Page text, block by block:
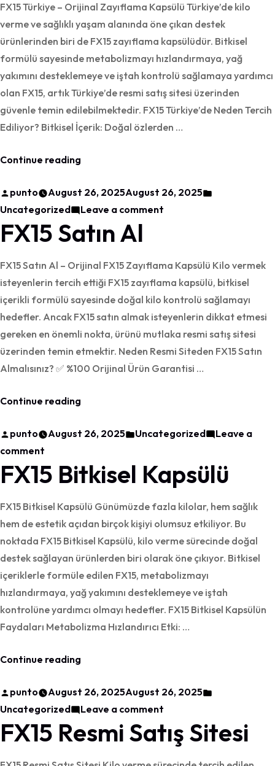
FX15 Türkiye – Orijinal Zayıflama Kapsülü Türkiye’de kilo
verme ve sağlıklı yaşam alanında öne çıkan destek
ürünlerinden biri de FX15 zayıflama kapsülüdür. Bitkisel
formülü sayesinde metabolizmayı hızlandırmaya, yağ
yakımını desteklemeye ve iştah kontrolü sağlamaya yardımcı
olan FX15, artık Türkiye’de resmi satış sitesi üzerinden
güvenle temin edilebilmektedir. FX15 Türkiye’de Neden Tercih
Ediliyor? Bitkisel İçerik: Doğal özlerden …
Continue reading
Resmi
Satış
Sitesi”
Posted
by
punto August 26, 2025August 26, 2025
Uncategorized Leave a comment
Resmi
Satış
Sitesi
FX15 Satın Al
FX15 Satın Al – Orijinal FX15 Zayıflama Kapsülü Kilo vermek
isteyenlerin tercih ettiği FX15 zayıflama kapsülü, bitkisel
içerikli formülü sayesinde doğal kilo kontrolü sağlamayı
hedefler. Ancak FX15 satın almak isteyenlerin dikkat etmesi
gereken en önemli nokta, ürünü mutlaka resmi satış sitesi
üzerinden temin etmektir. Neden Resmi Siteden FX15 Satın
Almalısınız? ✅ %100 Orijinal Ürün Garantisi …
Continue reading
Al”
Posted
by
punto August 26, 2025
Posted
Uncategorized
Leave a
comment
FX15
Satın
Al
FX15 Bitkisel Kapsülü
FX15 Bitkisel Kapsülü Günümüzde fazla kilolar, hem sağlık
hem de estetik açıdan birçok kişiyi olumsuz etkiliyor. Bu
noktada FX15 Bitkisel Kapsülü, kilo verme sürecinde doğal
destek sağlayan ürünlerden biri olarak öne çıkıyor. Bitkisel
içeriklerle formüle edilen FX15, metabolizmayı
hızlandırmaya, yağ yakımını desteklemeye ve iştah
kontrolüne yardımcı olmayı hedefler. FX15 Bitkisel Kapsülün
Faydaları Metabolizma Hızlandırıcı Etki: …
Continue reading
Kapsülü”
Posted
by
punto August 26, 2025August 26, 2025
Uncategorized Leave a comment
FX15
Bitkisel
Kapsülü
FX15 Resmi Satış Sitesi